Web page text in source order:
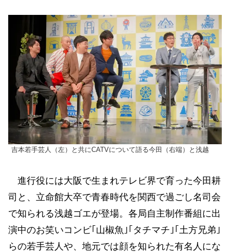
吉本若手芸人（左）と共にCATVについて語る今田（右端）と浅越
進行役には大阪で生まれテレビ界で育った今田耕
司と、立命館大卒で青春時代を関西で過ごし名司会
で知られる浅越ゴエが登場。各局自主制作番組に出
演中のお笑いコンビ｢山椒魚｣｢タチマチ｣｢土方兄弟｣
らの若手芸人や、地元では顔を知られた有名人にな